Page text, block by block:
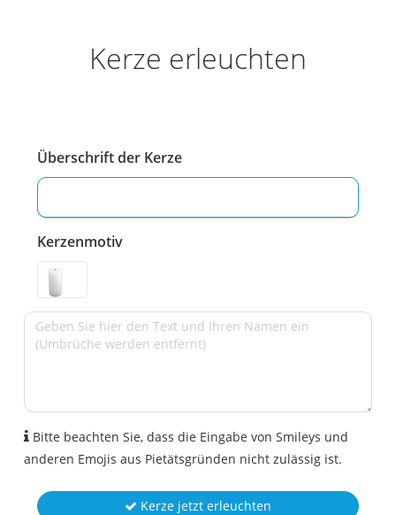
Kerze erleuchten
Überschrift der Kerze
Kerzenmotiv
Bitte beachten Sie, dass die Eingabe von Smileys und
anderen Emojis aus Pietätsgründen nicht zulässig ist.
Kerze jetzt erleuchten